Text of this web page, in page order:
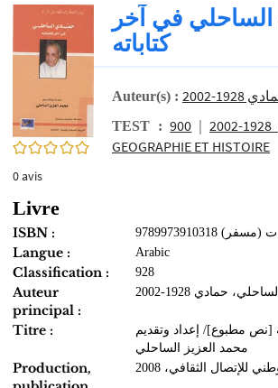
0/5
0avis
في آخر
كتاباته
Auteur(s) : 2002
TEST : |
900 -
GEOGRAPHIE ET HISTOIRE
Livre
ISBN :
Langue : Arabic
Classification : 928
Auteur
principal :
الساحلي، حمادي 1928-2002
Titre :
[نص مطبوع]/ إعداد وتقديم
محمد العزيز الساحلي
Production,
للإتصال الثقافي، 2008